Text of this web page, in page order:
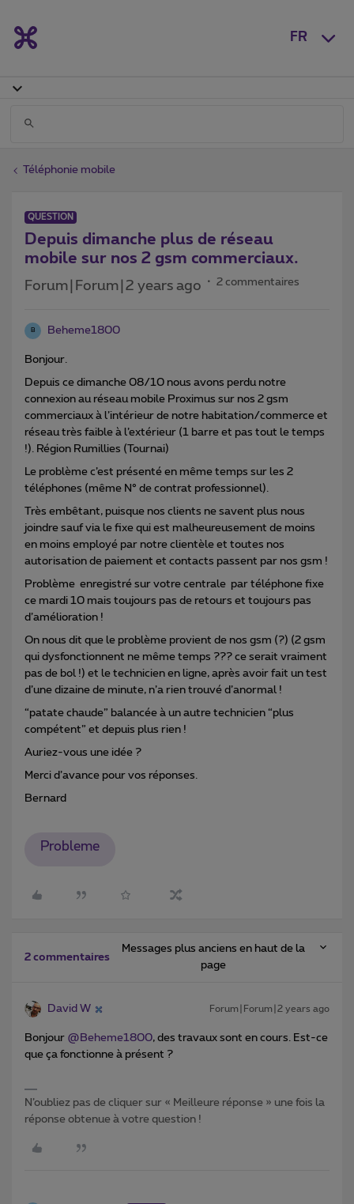
FR
Téléphonie mobile
QUESTION
Depuis dimanche plus de réseau
mobile sur nos 2 gsm commerciaux.
Forum|Forum|2 years ago 2 commentaires
B Beheme1800
Bonjour.
Depuis ce dimanche 08/10 nous avons perdu notre
connexion au réseau mobile Proximus sur nos 2 gsm
commerciaux à l’intérieur de notre habitation/commerce et
réseau très faible à l’extérieur (1 barre et pas tout le temps
!). Région Rumillies (Tournai)
Le problème c’est présenté en même temps sur les 2
téléphones (même N° de contrat professionnel).
Très embêtant, puisque nos clients ne savent plus nous
joindre sauf via le fixe qui est malheureusement de moins
en moins employé par notre clientèle et toutes nos
autorisation de paiement et contacts passent par nos gsm !
Problème enregistré sur votre centrale par téléphone fixe
ce mardi 10 mais toujours pas de retours et toujours pas
d’amélioration !
On nous dit que le problème provient de nos gsm (?) (2 gsm
qui dysfonctionnent ne même temps ??? ce serait vraiment
pas de bol !) et le technicien en ligne, après avoir fait un test
d’une dizaine de minute, n’a rien trouvé d’anormal !
“patate chaude” balancée à un autre technicien “plus
compétent” et depuis plus rien !
Auriez-vous une idée ?
Merci d’avance pour vos réponses.
Bernard
Probleme
2 commentaires
Messages plus anciens en haut de la
page
David W Forum|Forum|2 years ago
Bonjour @Beheme1800, des travaux sont en cours. Est-ce
que ça fonctionne à présent ?
N’oubliez pas de cliquer sur « Meilleure réponse » une fois la
réponse obtenue à votre question !